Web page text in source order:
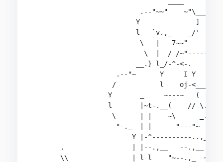
                           .--"~~"    ~"\___
                          Y              ]  ~~"\
l   `v.,_    _/'
\   |   7~~"
                            \  |  / /~"------"~
                          __.} l_/-^-<-.
                     .--"~      Y     I Y
                    /           l    oj-<______
                   Y       _     ~---~   (   ^ Y
                   l       |~t-.__(    // \.__.^
                    \      | |    ~\      _.^
                     "-._  | |      "---"~
                         Y |-^----------..,__
.                 | |--.,__   --.,__
\\                | l l    "~--.,_  ~--.